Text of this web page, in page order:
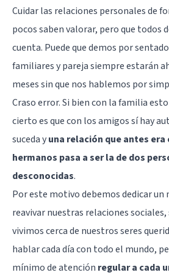
Cuidar las relaciones personales de
pocos saben valorar, pero que todos
cuenta. Puede que demos por
familiares y pareja siempre estarán
meses sin que nos hablemos por
Craso error. Si bien con la familia
cierto es que con los amigos sí hay
suceda yuna relación que antes
hermanos pasa a ser la de dos
desconocidas.
Por este motivo debemos dedicar un
reavivar nuestras relaciones
vivimos cerca de nuestros seres
hablar cada día con todo el mundo,
mínimo de atención regular a cada